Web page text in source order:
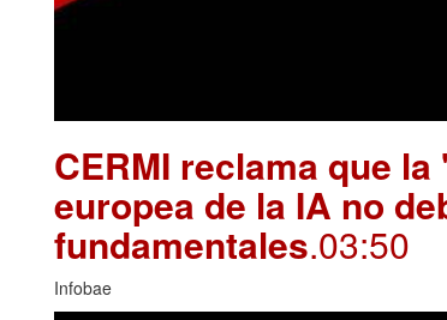
CERMI reclama que
europea de la IA no
fundamentales.03:50
Infobae